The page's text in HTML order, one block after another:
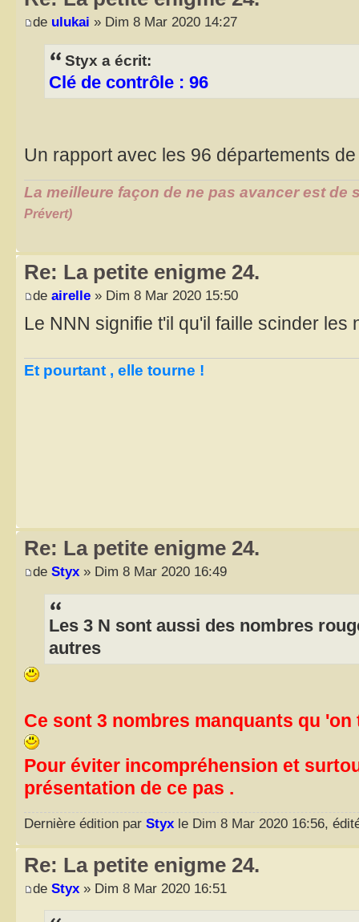
de ulukai » Dim 8 Mar 2020 14:27
Styx a écrit:
Clé de contrôle : 96
Un rapport avec les 96 départements
La meilleure façon de ne pas avancer est de
Prévert)
Re: La petite enigme 24.
de airelle » Dim 8 Mar 2020 15:50
Le NNN signifie t'il qu'il faille scinder les
Et pourtant , elle tourne !
Re: La petite enigme 24.
de Styx » Dim 8 Mar 2020 16:49
Les 3 N sont aussi des nombres
autres
Ce sont 3 nombres manquants qu
Pour éviter incompréhension et
présentation de ce pas .
Dernière édition par Styx le Dim 8 Mar 2020 16:56,
Re: La petite enigme 24.
de Styx » Dim 8 Mar 2020 16:51